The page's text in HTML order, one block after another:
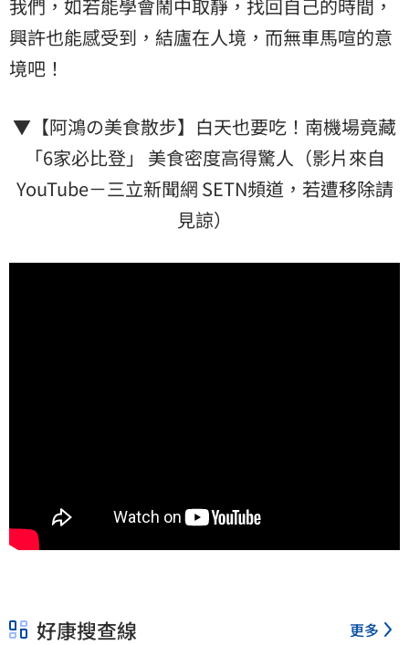
我們，如若能學會鬧中取靜，找回自己的時間，
興許也能感受到，結廬在人境，而無車馬喧的意
境吧！
▼【阿鴻の美食散步】白天也要吃！南機場竟藏
「6家必比登」 美食密度高得驚人（影片來自
YouTube－三立新聞網 SETN頻道，若遭移除請
見諒）
好康搜查線 更多